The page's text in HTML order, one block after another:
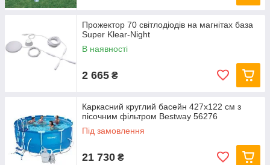
Прожектор 70 світлодіодів на магнітах база
Super Klear-Night
В наявності
2 665 ₴
Каркасний круглий басейн 427x122 см з
пісочним фільтром Bestway 56276
Під замовлення
21 730 ₴